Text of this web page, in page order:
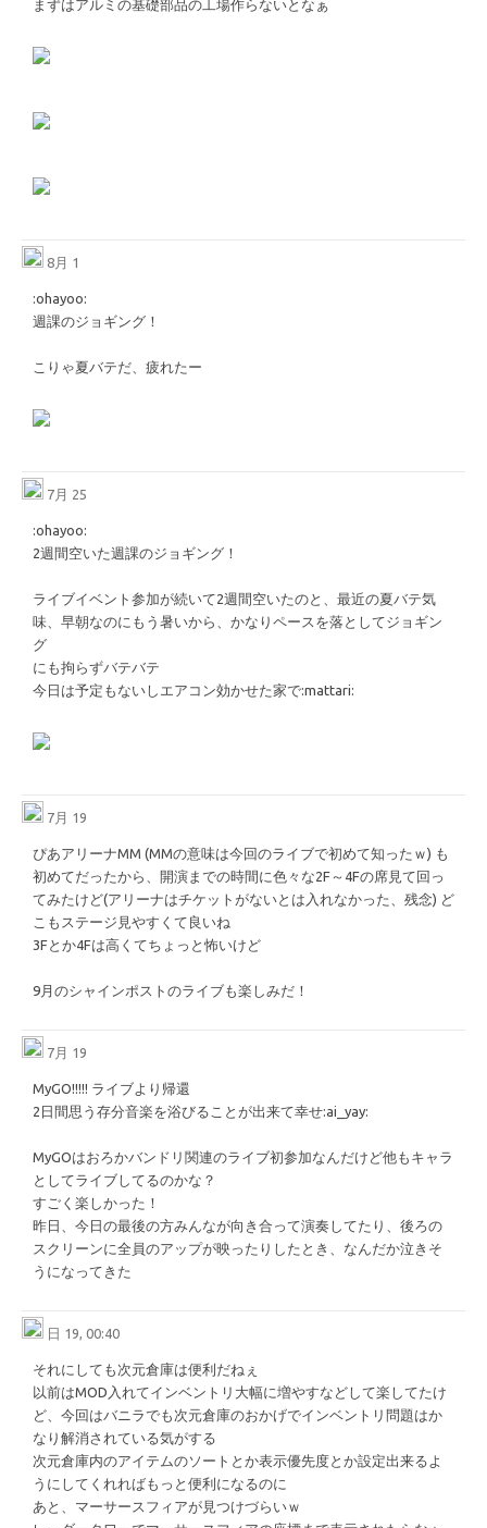
まずはアルミの基礎部品の工場作らないとなぁ
8月 1
​:ohayoo:​
週課のジョギング！
こりゃ夏バテだ、疲れたー
7月 25
​:ohayoo:​
2週間空いた週課のジョギング！
ライブイベント参加が続いて2週間空いたのと、最近の夏バテ気
味、早朝なのにもう暑いから、かなりペースを落としてジョギン
グ
にも拘らずバテバテ
今日は予定もないしエアコン効かせた家で​:mattari:​
7月 19
ぴあアリーナMM (MMの意味は今回のライブで初めて知ったｗ) も
初めてだったから、開演までの時間に色々な2F～4Fの席見て回っ
てみたけど(アリーナはチケットがないとは入れなかった、残念) ど
こもステージ見やすくて良いね
3Fとか4Fは高くてちょっと怖いけど
9月のシャインポストのライブも楽しみだ！
7月 19
MyGO!!!!! ライブより帰還
2日間思う存分音楽を浴びることが出来て幸せ​:ai_yay:​
MyGOはおろかバンドリ関連のライブ初参加なんだけど他もキャラ
としてライブしてるのかな？
すごく楽しかった！
昨日、今日の最後の方みんなが向き合って演奏してたり、後ろの
スクリーンに全員のアップが映ったりしたとき、なんだか泣きそ
うになってきた
日 19, 00:40
それにしても次元倉庫は便利だねぇ
以前はMOD入れてインベントリ大幅に増やすなどして楽してたけ
ど、今回はバニラでも次元倉庫のおかげでインベントリ問題はか
なり解消されている気がする
次元倉庫内のアイテムのソートとか表示優先度とか設定出来るよ
うにしてくれればもっと便利になるのに
あと、マーサースフィアが見つけづらいｗ